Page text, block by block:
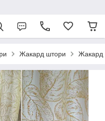
Жакард штори Жакард